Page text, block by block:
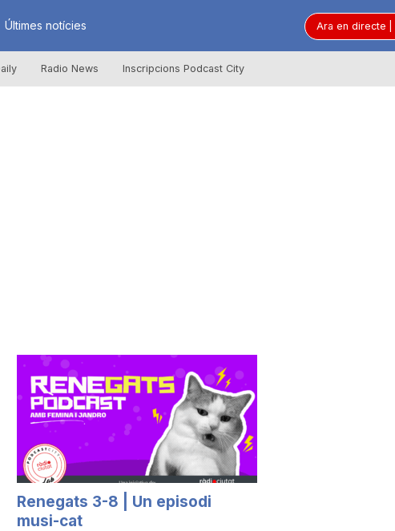
Últimes notícies Ara en directe
Radio News Inscripcions Podcast City
Renegats 3-8 | Un episodi
musi-cat